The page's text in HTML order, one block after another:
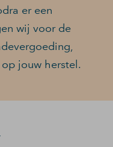
er een
wij voor de
jouw herstel.